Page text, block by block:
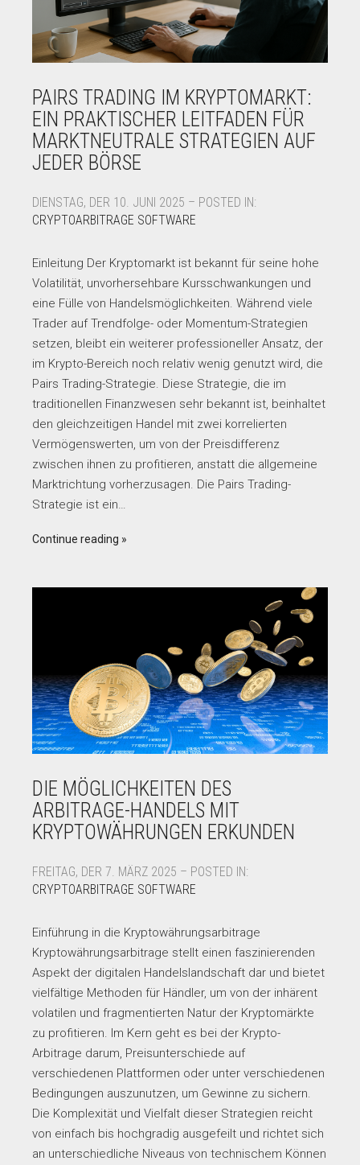
PAIRS TRADING IM KRYPTOMARKT:
EIN PRAKTISCHER LEITFADEN FÜR
MARKTNEUTRALE STRATEGIEN AUF
JEDER BÖRSE
DIENSTAG, DER 10. JUNI 2025 – POSTED IN:
CRYPTOARBITRAGE SOFTWARE
Einleitung Der Kryptomarkt ist bekannt für seine hohe
Volatilität, unvorhersehbare Kursschwankungen und
eine Fülle von Handelsmöglichkeiten. Während viele
Trader auf Trendfolge- oder Momentum-Strategien
setzen, bleibt ein weiterer professioneller Ansatz, der
im Krypto-Bereich noch relativ wenig genutzt wird, die
Pairs Trading-Strategie. Diese Strategie, die im
traditionellen Finanzwesen sehr bekannt ist, beinhaltet
den gleichzeitigen Handel mit zwei korrelierten
Vermögenswerten, um von der Preisdifferenz
zwischen ihnen zu profitieren, anstatt die allgemeine
Marktrichtung vorherzusagen. Die Pairs Trading-
Strategie ist ein…
Continue reading
DIE MÖGLICHKEITEN DES
ARBITRAGE-HANDELS MIT
KRYPTOWÄHRUNGEN ERKUNDEN
FREITAG, DER 7. MÄRZ 2025 – POSTED IN:
CRYPTOARBITRAGE SOFTWARE
Einführung in die Kryptowährungsarbitrage
Kryptowährungsarbitrage stellt einen faszinierenden
Aspekt der digitalen Handelslandschaft dar und bietet
vielfältige Methoden für Händler, um von der inhärent
volatilen und fragmentierten Natur der Kryptomärkte
zu profitieren. Im Kern geht es bei der Krypto-
Arbitrage darum, Preisunterschiede auf
verschiedenen Plattformen oder unter verschiedenen
Bedingungen auszunutzen, um Gewinne zu sichern.
Die Komplexität und Vielfalt dieser Strategien reicht
von einfach bis hochgradig ausgefeilt und richtet sich
an unterschiedliche Niveaus von technischem Können